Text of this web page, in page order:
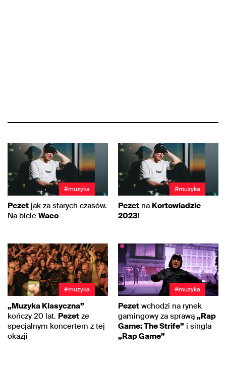
#muzyka
Pezet jak za starych czasów.
Na bicie Waco
#muzyka
Pezet na Kortowiadzie
2023!
#muzyka
„Muzyka Klasyczna”
kończy 20 lat. Pezet ze
specjalnym koncertem z tej
okazji
#muzyka
Pezet wchodzi na rynek
gamingowy za sprawą „Rap
Game: The Strife” i singla
„Rap Game”